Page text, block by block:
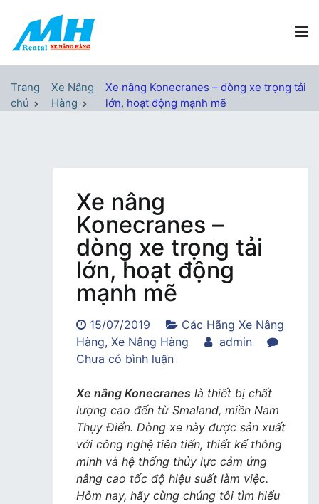
nội
Xe Nâng Hàng MH Rental
Trang
chủ
Xe Nâng
Hàng
Xe nâng Konecranes – dòng xe trọng tải
lớn, hoạt động mạnh mẽ
Xe nâng
Konecranes –
dòng xe trọng tải
lớn, hoạt động
mạnh mẽ
15/07/2019
Các Hãng Xe Nâng
Hàng, Xe Nâng Hàng
admin
Chưa có bình luậntrong
nâng
Konecranes
–
dòng
xe
trọng
tải
Xe nâng Konecranes là thiết bị chất
lượng cao đến từ Smaland, miền Nam
Thụy Điển. Dòng xe này được sản xuất
với công nghệ tiên tiến, thiết kế thông
minh và hệ thống thủy lực cảm ứng
nâng cao tốc độ hiệu suất làm việc.
Hôm nay, hãy cùng chúng tôi tìm hiểu